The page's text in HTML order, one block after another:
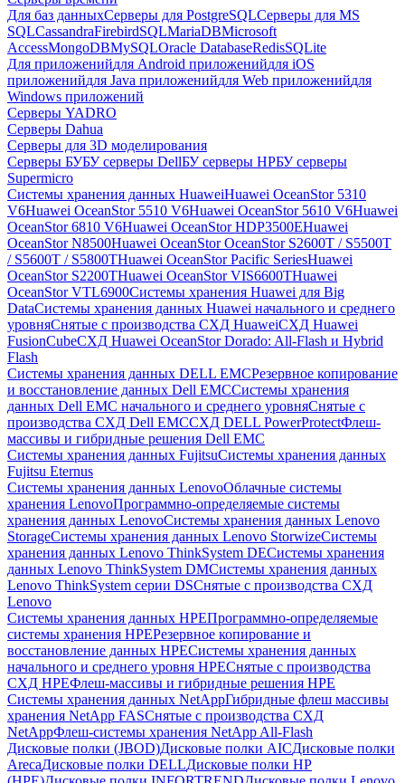
Для баз данныхСерверы для PostgreSQLСерверы для MS
SQLCassandraFirebirdSQLMariaDBMicrosoft
AccessMongoDBMySQLOracle DatabaseRedisSQLite
Для приложенийдля Android приложенийдля iOS
приложенийдля Java приложенийдля Web приложенийдля
Windows приложений
Серверы YADRO
Серверы Dahua
Серверы для 3D моделирования
Серверы БУБУ серверы DellБУ серверы HPБУ серверы
Supermicro
Системы хранения данных HuaweiHuawei OceanStor 5310
V6Huawei OceanStor 5510 V6Huawei OceanStor 5610 V6Huawei
OceanStor 6810 V6Huawei OceanStor HDP3500EHuawei
OceanStor N8500Huawei OceanStor OceanStor S2600T / S5500T
/ S5600T / S5800THuawei OceanStor Pacific SeriesHuawei
OceanStor S2200THuawei OceanStor VIS6600THuawei
OceanStor VTL6900Системы хранения Huawei для Big
DataСистемы хранения данных Huawei начального и среднего
уровняСнятые с производства СХД HuaweiСХД Huawei
FusionCubeСХД Huawei OceanStor Dorado: All-Flash и Hybrid
Flash
Системы хранения данных DELL EMCРезервное копирование
и восстановление данных Dell EMCСистемы хранения
данных Dell EMC начального и среднего уровняСнятые с
производства СХД Dell EMCСХД DELL PowerProtectФлеш-
массивы и гибридные решения Dell EMC
Системы хранения данных FujitsuСистемы хранения данных
Fujitsu Eternus
Системы хранения данных LenovoОблачные системы
хранения LenovoПрограммно-определяемые системы
хранения данных LenovoСистемы хранения данных Lenovo
StorageСистемы хранения данных Lenovo StorwizeСистемы
хранения данных Lenovo ThinkSystem DEСистемы хранения
данных Lenovo ThinkSystem DMСистемы хранения данных
Lenovo ThinkSystem серии DSСнятые с производства СХД
Lenovo
Системы хранения данных HPEПрограммно-определяемые
системы хранения HPEРезервное копирование и
восстановление данных HPEСистемы хранения данных
начального и среднего уровня HPEСнятые с производства
СХД HPEФлеш-массивы и гибридные решения HPE
Cистемы хранения данных NetAppГибридные флеш массивы
хранения NetApp FASСнятые с производства СХД
NetAppФлеш-системы хранения NetApp All-Flash
Дисковые полки (JBOD)Дисковые полки AICДисковые полки
ArecaДисковые полки DELLДисковые полки HP